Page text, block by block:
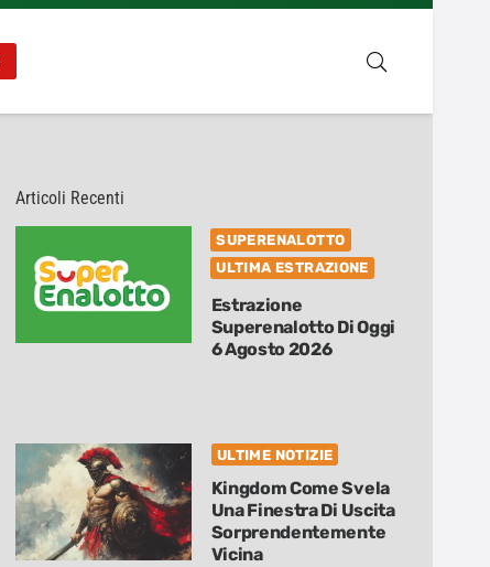
Articoli Recenti
SUPERENALOTTO
ULTIMA ESTRAZIONE
Estrazione
Superenalotto Di Oggi
6 Agosto 2026
ULTIME NOTIZIE
Kingdom Come Svela
Una Finestra Di Uscita
Sorprendentemente
Vicina